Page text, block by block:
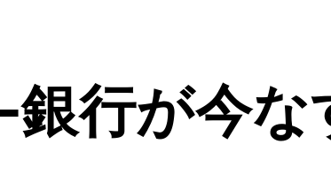
行が今な